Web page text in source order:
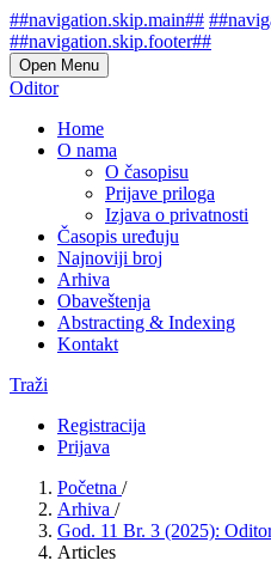
##navigation.skip.main##
##navigation.skip.footer##
Open Menu
Oditor
Home
O nama
O časopisu
Prijave priloga
Izjava o privatnosti
Časopis uređuju
Najnoviji broj
Arhiva
Obaveštenja
Abstracting & Indexing
Kontakt
Traži
Registracija
Prijava
Početna /
Arhiva /
God. 11 Br. 3 (2025):
Articles